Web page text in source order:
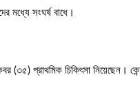
মধ্যে সংঘর্ষ বাধে।
প্রাথমিক চিকিৎসা নিয়েছেন।